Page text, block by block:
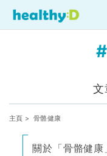
文
主頁 > 骨骼健康
關於「骨骼健康